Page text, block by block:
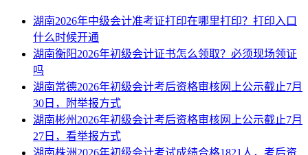
湖南2026年中级会计准考证打印在哪里打印？打印入口
什么时候开通
湖南衡阳2026年初级会计证书怎么领取？必须现场领证
吗
湖南常德2026年初级会计考后资格审核网上公示截止7月
30日，附举报方式
湖南彬州2026年初级会计考后资格审核网上公示截止7月
27日，看举报方式